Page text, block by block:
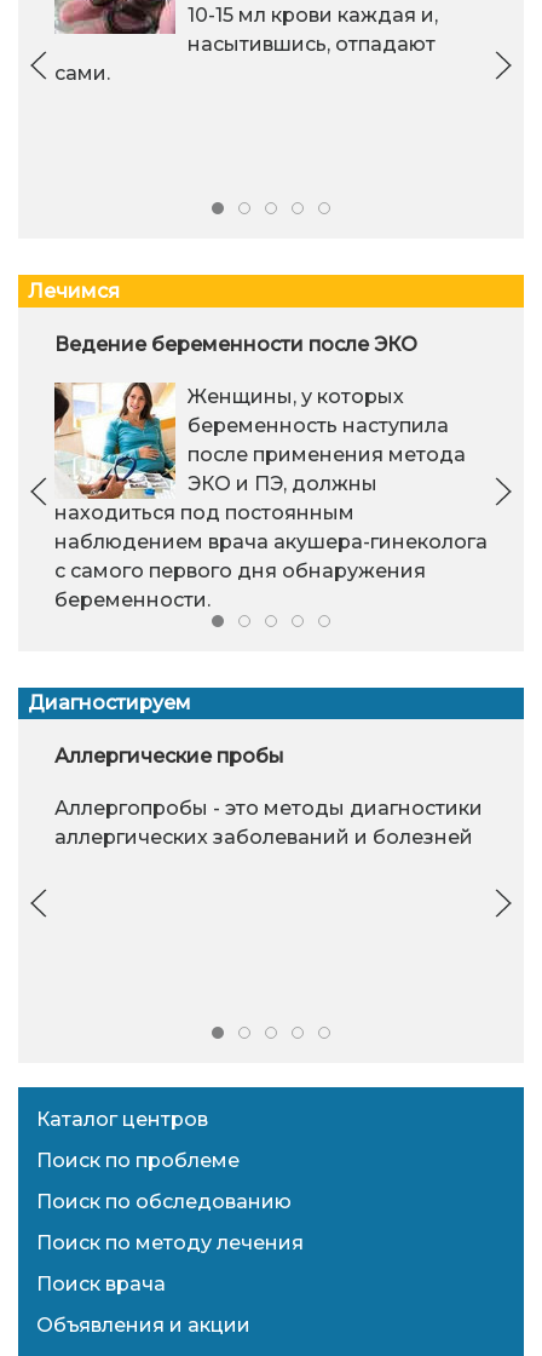
10-15 мл крови каждая и,
насытившись, отпадают
сами.
Лечимся
Ведение беременности после ЭКО
Женщины, у которых
беременность наступила
после применения метода
ЭКО и ПЭ, должны
находиться под постоянным
наблюдением врача акушера-гинеколога
с самого первого дня обнаружения
беременности.
Диагностируем
Аллергические пробы
Аллергопробы - это методы диагностики
аллергических заболеваний и болезней
Каталог центров
Поиск по проблеме
Поиск по обследованию
Поиск по методу лечения
Поиск врача
Объявления и акции